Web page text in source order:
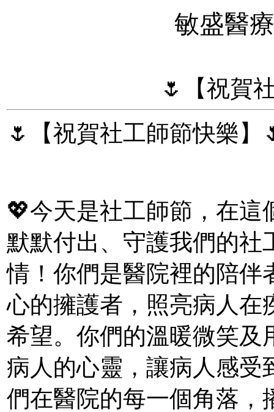
敏盛醫
🌷【祝賀
🌷【祝賀社工師節快樂】
💖今天是社工師節，在這
默默付出、守護我們的社
情！你們是醫院裡的陪伴
心的擁護者，照亮病人在
希望。你們的溫暖微笑及
病人的心靈，讓病人感受
們在醫院的每一個角落，